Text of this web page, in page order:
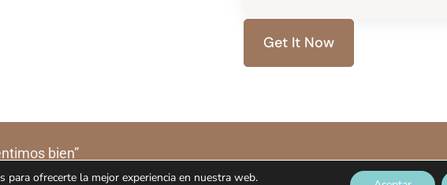
Get It Now
bien”
para ofrecerte la mejor experiencia en nuestra web.